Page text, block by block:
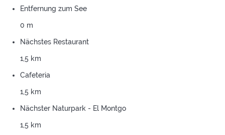
Entfernung zum See
0 m
Nächstes Restaurant
1,5 km
Cafeteria
1,5 km
Nächster Naturpark - El Montgo
1,5 km